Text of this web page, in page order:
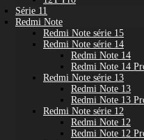
Série 11
Redmi Note
Redmi Note série 15
Redmi Note série 14
Redmi Note 14
Redmi Note 14
Redmi Note série 13
Redmi Note 13
Redmi Note 13
Redmi Note série 12
Redmi Note 12
Redmi Note 12